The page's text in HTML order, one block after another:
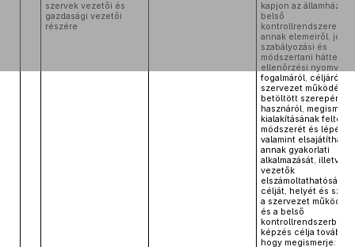
szervek vezetői és
gazdasági vezetői
részére
kapjon az
belső
kontrollrendszerekről,
annak elemeiről, jogi
szabályozási és
módszertani
ellenőrzési
fogalmáról, céljáról, a
szervezet
betöltött szerepéről
hasznáról, megismeri
kialakításának
módszerét és
valamint elsajátíthatja
annak gyakorlati
alkalmazását, illetve a
vezetők
célját, helyét és
a szervezet
és a belső
kontrollrendszerben.
képzés célja továbbá,
hogy megismerje: a